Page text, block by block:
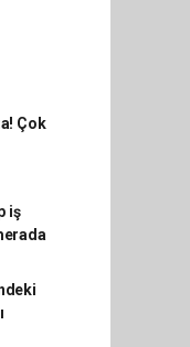
Çok
iş